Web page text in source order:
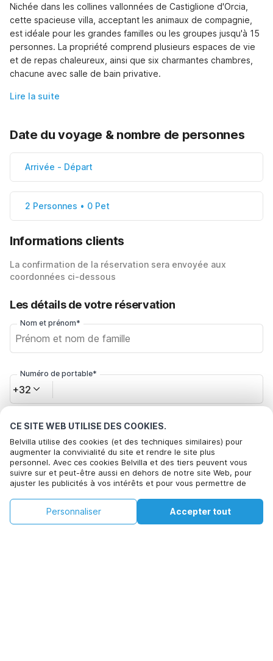
CE SITE WEB UTILISE DES COOKIES.
Belvilla utilise des cookies (et des techniques similaires) pour
augmenter la convivialité du site et rendre le site plus
personnel. Avec ces cookies Belvilla et des tiers peuvent vous
suivre sur et peut-être aussi en dehors de notre site Web, pour
ajuster les publicités à vos intérêts et pour vous permettre de
Accepter, vous acceptez de le faire. Plus d'informations peuvent
être trouvées dans notre
politique de cookie.
Accepter tout
Personnaliser
Nichée dans les collines vallonnées de Castiglione d'Orcia,
cette spacieuse villa, acceptant les animaux de compagnie,
est idéale pour les grandes familles ou les groupes jusqu'à 15
personnes. La propriété comprend plusieurs espaces de vie
et de repas chaleureux, ainsi que six charmantes chambres,
chacune avec salle de bain privative.
Lire la suite
Date du voyage & nombre de personnes
Arrivée - Départ
2 Personnes • 0 Pet
Informations clients
La confirmation de la réservation sera envoyée aux
coordonnées ci-dessous
Les détails de votre réservation
Nom et prénom*
Numéro de portable*
+32
Votre adresse e-mail*
Cliquez ici pour vous désabonner des offres de Belvilla. Vous
pouvez vous désinscrire à tout moment à l'avenir
Voir les disponibilités
€1243
+
Voir les disponibilités